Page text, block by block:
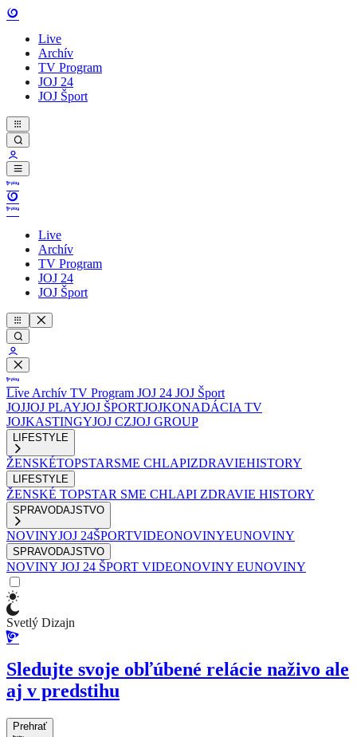
Live
Archív
TV Program
JOJ 24
JOJ Šport
Live
Archív
TV Program
JOJ 24
JOJ Šport
Live Archív TV Program JOJ 24 JOJ Šport
JOJJOJ PLAYJOJ ŠPORTJOJKONADÁCIA TV
JOJKASTINGYJOJ CZJOJ GROUP
LIFESTYLE
ŽENSKÉTOPSTARSME CHLAPIZDRAVIEHISTORY
LIFESTYLE
ŽENSKÉ TOPSTAR SME CHLAPI ZDRAVIE HISTORY
SPRAVODAJSTVO
NOVINYJOJ 24ŠPORTVIDEONOVINYEUNOVINY
SPRAVODAJSTVO
NOVINY JOJ 24 ŠPORT VIDEONOVINY EUNOVINY
Svetlý Dizajn
Sledujte svoje obľúbené relácie naživo ale
aj v predstihu
Prehrať